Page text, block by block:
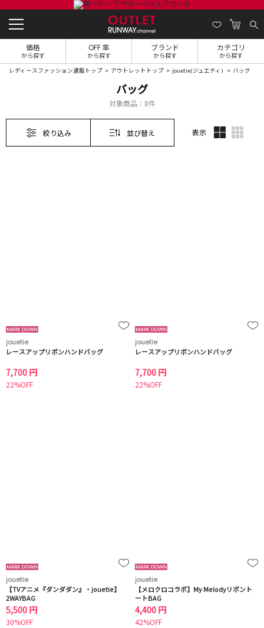
価格
から探す
OFF 率
から探す
ブランド
から探す
カテゴリ
から探す
レディースファッション通販トップ アウトレットトップ jouetie(ジュエティ) バッグ
バッグ
対象商品： 8件
絞り込み 並び替え 表示
jouetie
レースアップリボンハンドバッグ
7,700 円
22%OFF
jouetie
レースアップリボンハンドバッグ
7,700 円
22%OFF
jouetie
【TVアニメ『ダンダダン』・jouetie】
2WAYBAG
5,500 円
30%OFF
jouetie
【メロクロコラボ】My Melodyリボント
ートBAG
4,400 円
42%OFF